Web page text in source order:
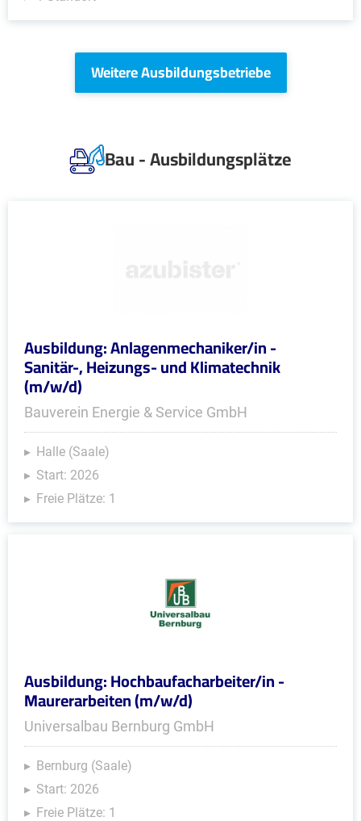
Weitere Ausbildungsbetriebe
Bau - Ausbildungsplätze
Ausbildung: Anlagenmechaniker/in -
Sanitär-, Heizungs- und Klimatechnik
(m/w/d)
Bauverein Energie & Service GmbH
Halle (Saale)
Start: 2026
Freie Plätze: 1
Ausbildung: Hochbaufacharbeiter/in -
Maurerarbeiten (m/w/d)
Universalbau Bernburg GmbH
Bernburg (Saale)
Start: 2026
Freie Plätze: 1